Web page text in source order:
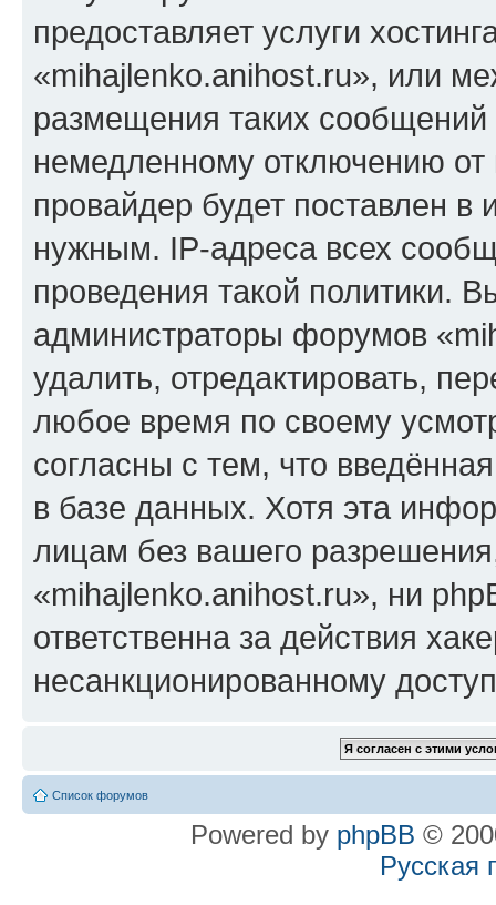
предоставляет услуги
«mihajlenko.anihost.ru», или
размещения таких
немедленному отключению
провайдер будет поставлен в
нужным. IP-адреса всех
проведения такой политики.
администраторы форумов
удалить, отредактировать,
любое время по своему
согласны с тем, что
в базе данных. Хотя эта
лицам без вашего
«mihajlenko.anihost.ru», ни
ответственна за действия
несанкционированному
Список форумов
Powered by phpBB ©
Русская